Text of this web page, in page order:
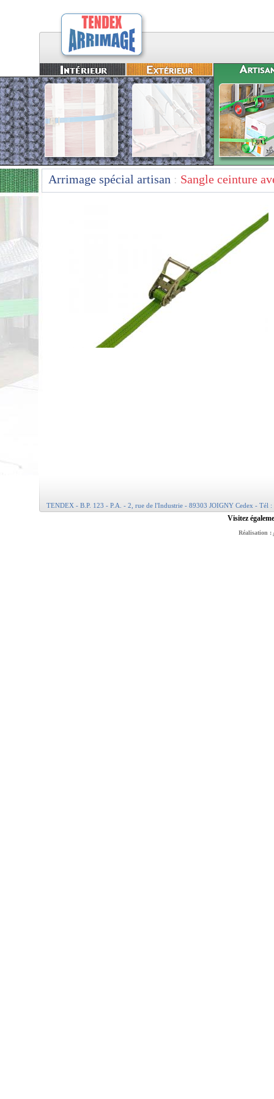
Arrimage spécial artisan : Sangle ceinture
TENDEX - B.P. 123 - P.A. - 2, rue de l'Industrie - 89303 JOIGNY Cedex - Tél
Visitez
Réalisation :